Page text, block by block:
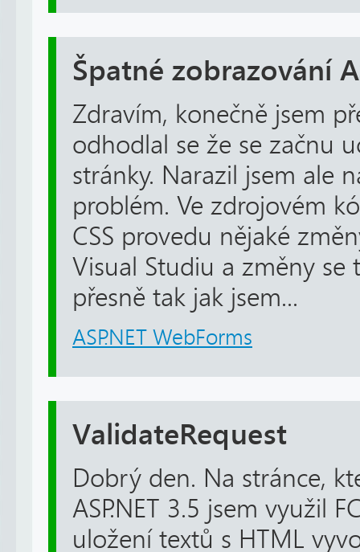
Špatné zobrazování
Zdravím, konečně jsem
odhodlal se že se začnu
stránky. Narazil jsem ale
problém. Ve zdrojovém
CSS provedu nějaké
Visual Studiu a změny se
přesně tak jak jsem...
ASP.NET WebForms
ValidateRequest
Dobrý den. Na stránce,
ASP.NET 3.5 jsem využil
uložení textů s HTML